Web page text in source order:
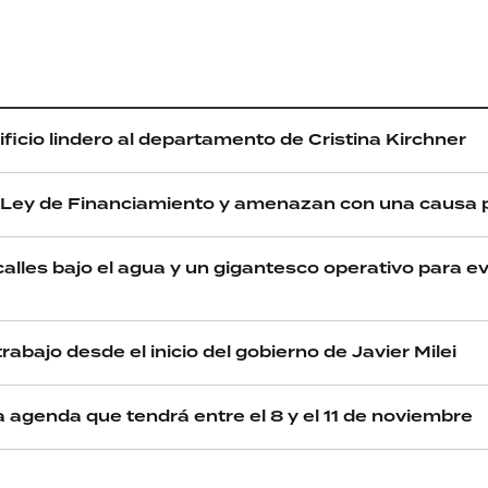
lindero al departamento de Cristina Kirchner
de Financiamiento y amenazan con una causa
bajo el agua y un gigantesco operativo para
desde el inicio del gobierno de Javier Milei
que tendrá entre el 8 y el 11 de noviembre
HORÓSCOPO
Seguinos